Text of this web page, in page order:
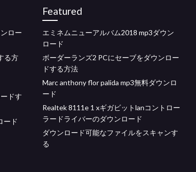
ロー
る方
ドす
ード
Featured
エミネムニューアルバム2018 mp3ダウン
ロード
ボーダーランズ2 PCにセーブをダウンロー
ドする方法
Marc anthony flor palida mp3無料ダウンロ
ード
Realtek 8111e 1 xギガビットlanコントロー
ラードライバーのダウンロード
ダウンロード可能なファイルをスキャンす
る